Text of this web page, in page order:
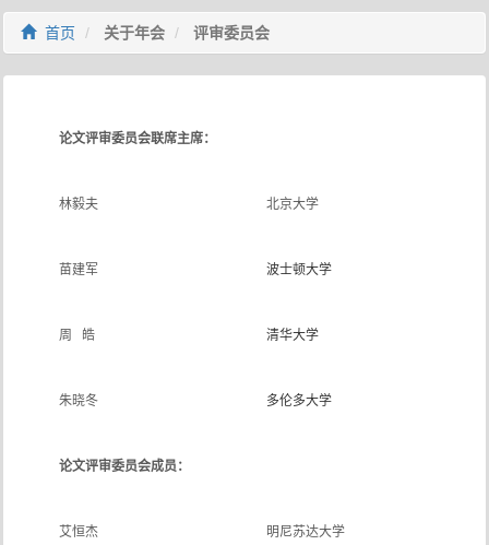
首页 关于年会 评审委员会
论文评审委员会联席主席：
林毅夫 北京大学
苗建军 波士顿大学
周 皓 清华大学
朱晓冬 多伦多大学
论文评审委员会成员：
艾恒杰 明尼苏达大学